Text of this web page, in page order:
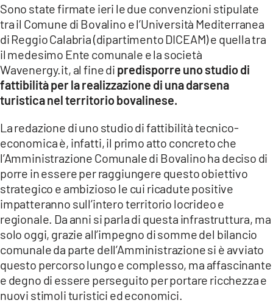
LAC ONAIR
LaC
Network
LACPLAY.IT
LACONAIR.IT
LACITYMAG.IT
ILREGGINO.IT
COSENZACHANNEL.IT
ILVIBONESE.IT
CATANZAROCHANNEL.IT
LACAPITALENEWS.IT
Sono state firmate ieri le due convenzioni stipulate
tra il Comune di Bovalino e l’Università Mediterranea
di Reggio Calabria (dipartimento DICEAM) e quella tra
il medesimo Ente comunale e la società
Wavenergy.it, al fine di predisporre uno studio di
fattibilità per la realizzazione di una darsena
turistica nel territorio bovalinese.
La redazione di uno studio di fattibilità tecnico-
economica è, infatti, il primo atto concreto che
l’Amministrazione Comunale di Bovalino ha deciso di
porre in essere per raggiungere questo obiettivo
strategico e ambizioso le cui ricadute positive
impatteranno sull’intero territorio locrideo e
regionale. Da anni si parla di questa infrastruttura, ma
solo oggi, grazie all’impegno di somme del bilancio
comunale da parte dell’Amministrazione si è avviato
questo percorso lungo e complesso, ma affascinante
e degno di essere perseguito per portare ricchezza e
nuovi stimoli turistici ed economici.